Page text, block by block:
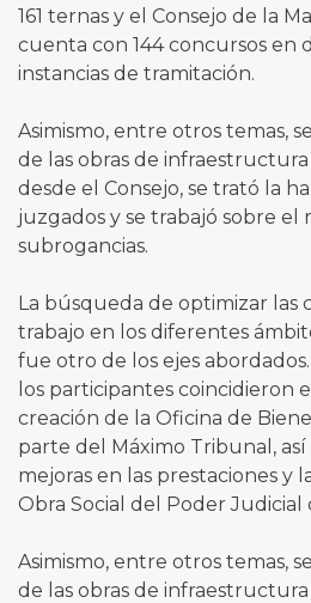
161 ternas y el Consejo de la
cuenta con 144 concursos en
instancias de tramitación.
Asimismo, entre otros temas,
de las obras de infraestructura
desde el Consejo, se trató la
juzgados y se trabajó sobre el
subrogancias.
La búsqueda de optimizar las
trabajo en los diferentes
fue otro de los ejes
los participantes coincidieron
creación de la Oficina de
parte del Máximo Tribunal, así
mejoras en las prestaciones y
Obra Social del Poder Judicial
Asimismo, entre otros temas,
de las obras de infraestructura